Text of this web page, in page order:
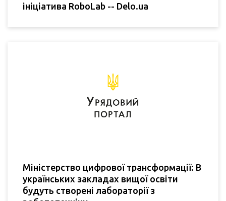
ініціатива RoboLab -- Delo.ua
Міністерство цифрової трансформації: В
українських закладах вищої освіти
будуть створені лабораторії з